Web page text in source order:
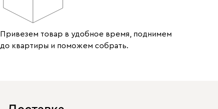
Привезем товар в удобное время, поднимем
до квартиры и поможем собрать.